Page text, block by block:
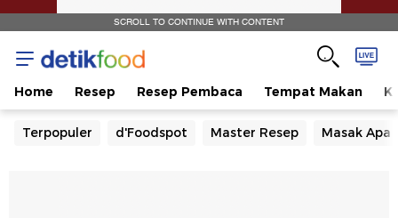
SCROLL TO CONTINUE WITH CONTENT
Home Resep Resep Pembaca Tempat Makan
Terpopuler d'Foodspot Master Resep Masak Apa